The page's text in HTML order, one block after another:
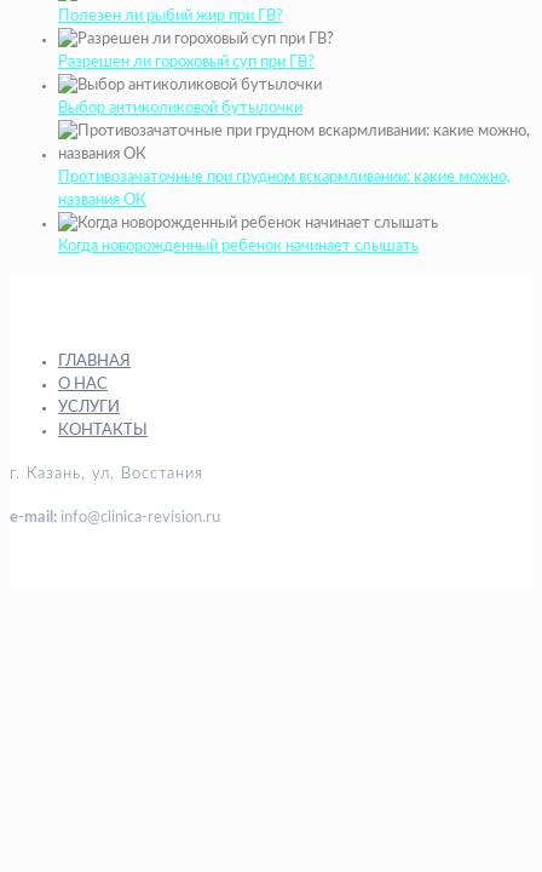
Полезен ли рыбий жир при ГВ?
Разрешен ли гороховый суп при ГВ?
Выбор антиколиковой бутылочки
Противозачаточные при грудном вскармливании: какие можно,
названия ОК
Когда новорожденный ребенок начинает слышать
ГЛАВНАЯ
О НАС
УСЛУГИ
КОНТАКТЫ
г. Казань, ул. Восстания
e-mail: info@clinica-revision.ru